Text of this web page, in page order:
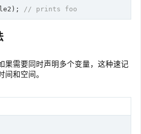
// prints foo
果需要同时声明多个变量，这种速记
和空间。